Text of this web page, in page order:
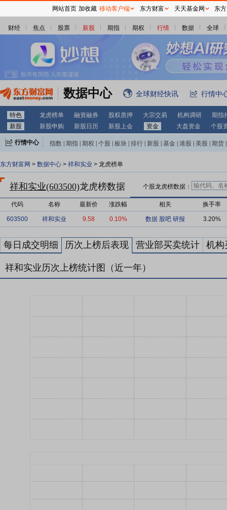
财经 焦点 股票 新股 期指 期权 行情 数据 全球
数据中心 全球财经快讯 行情中
特色 龙虎榜单 融资融券 股权质押 大宗交易 机构调研
期指
新股
新股申购 新股日历 新股上会 资金 大盘资金 个股
行情中心 指数 期指 期权 个股 板块 排行 新股 基金 港股 美股 期货
东方财富网 > 数据中心 > 祥和实业 > 龙虎榜单
祥和实业(603500)龙虎榜数据 个股龙虎榜数据：
代码 名称 最新价 涨跌幅 相关 换手率
603500 祥和实业 9.58 0.10% 数据 股吧 研报 3.20%
每日成交明细 历次上榜后表现 营业部买卖统计 机构
祥和实业历次上榜统计图（近一年）
网站首页 加收藏 移动客户端 东方财富 天天基金网 东